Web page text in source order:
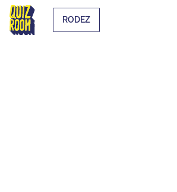
RODEZ